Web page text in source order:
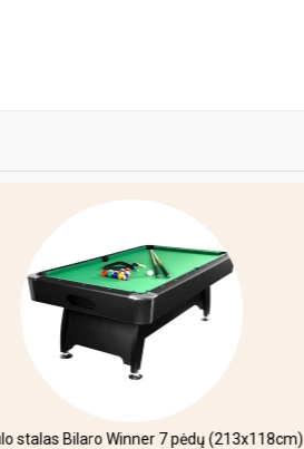
stalas Bilaro Winner 7 pėdų (213x118cm)